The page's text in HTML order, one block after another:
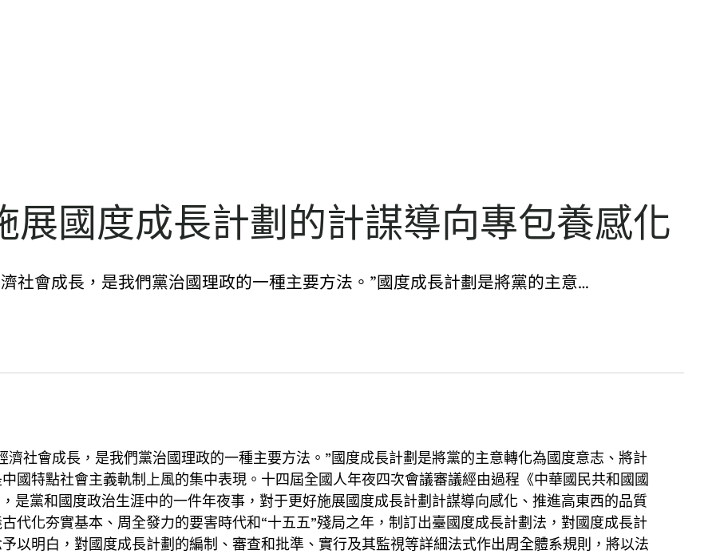
展國度成長計劃的計謀導向專包養感化
社會成長，是我們黨治國理政的一種主要方法。”國度成長計劃是將黨的主意…
濟社會成長，是我們黨治國理政的一種主要方法。”國度成長計劃是將黨的主意轉化為國度意志、將計
國特點社會主義軌制上風的集中表現。十四屆全國人年夜四次會議審議經由過程《中華國民共和國國
是黨和國度政治生涯中的一件年夜事，對于更好施展國度成長計劃計謀導向感化、推進高東西的品質
代化夯實基本、周全發力的要害時代和“十五五”殘局之年，制訂出臺國度成長計劃法，對國度成長計
以明白，對國度成長計劃的編制、審查和批準、實行及其監視等詳細法式作出周全體系規則，將以法